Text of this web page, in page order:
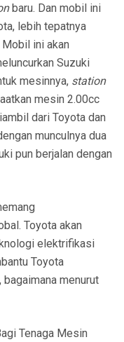
baru. Dan mobil ini
lebih tepatnya
ini akan
Suzuki
mesinnya, station
mesin 2.00cc
dari Toyota dan
munculnya dua
pun berjalan dengan
Toyota akan
elektrifikasi
Toyota
menurut
Tenaga Mesin